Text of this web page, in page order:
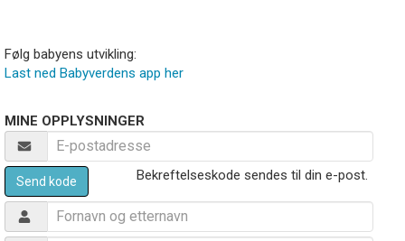
Følg babyens utvikling:
Last ned Babyverdens app her
MINE OPPLYSNINGER
Send kode Bekreftelseskode sendes til din e-post.